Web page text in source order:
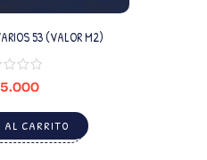
53 (VALOR M2)
CARRITO